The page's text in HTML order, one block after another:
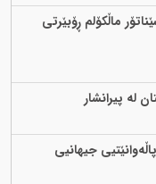
ماڵکۆلم ڕۆبێرتی
لە پیرانشار
جیهانیی